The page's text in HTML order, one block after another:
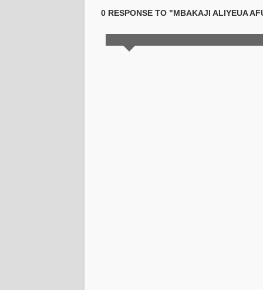
0 RESPONSE TO "MBAKAJI ALIYEUA